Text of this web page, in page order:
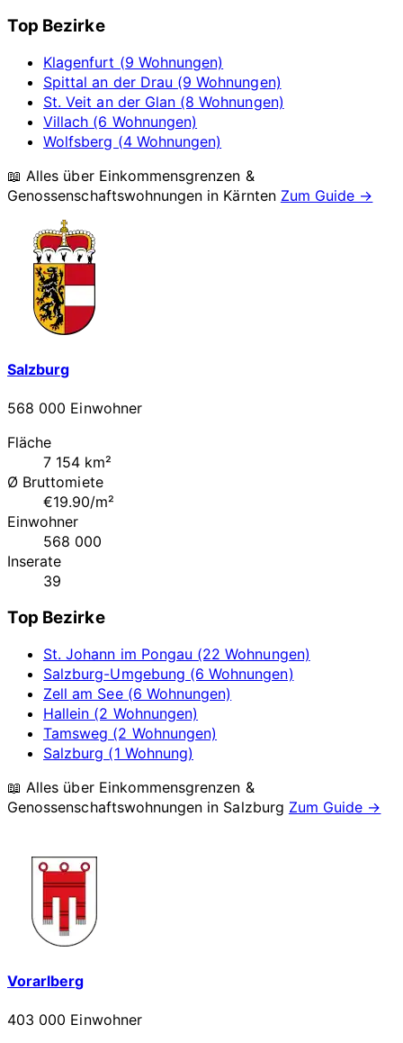
Top Bezirke
Klagenfurt (9 Wohnungen)
Spittal an der Drau (9 Wohnungen)
St. Veit an der Glan (8 Wohnungen)
Villach (6 Wohnungen)
Wolfsberg (4 Wohnungen)
📖 Alles über Einkommensgrenzen &
Genossenschaftswohnungen in Kärnten Zum Guide →
Salzburg
568 000 Einwohner
Fläche
7 154 km²
Ø Bruttomiete
€19.90/m²
Einwohner
568 000
Inserate
39
Top Bezirke
St. Johann im Pongau (22 Wohnungen)
Salzburg-Umgebung (6 Wohnungen)
Zell am See (6 Wohnungen)
Hallein (2 Wohnungen)
Tamsweg (2 Wohnungen)
Salzburg (1 Wohnung)
📖 Alles über Einkommensgrenzen &
Genossenschaftswohnungen in Salzburg Zum Guide →
Vorarlberg
403 000 Einwohner